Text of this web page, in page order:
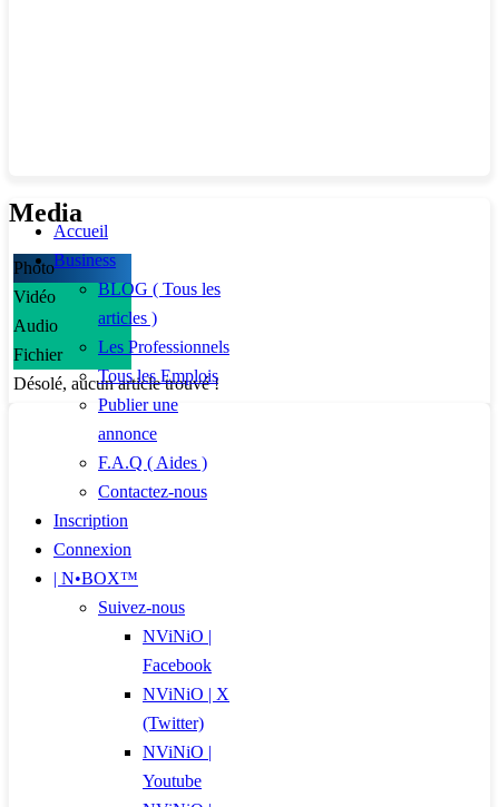
Media
Photo
Vidéo
Audio
Fichier
Désolé, aucun article trouvé !
Accueil
Business
BLOG ( Tous les
articles )
Les Professionnels
Tous les Emplois
Publier une
annonce
F.A.Q ( Aides )
Contactez-nous
Inscription
Connexion
| N•BOX™
Suivez-nous
NViNiO |
Facebook
NViNiO | X
(Twitter)
NViNiO |
Youtube